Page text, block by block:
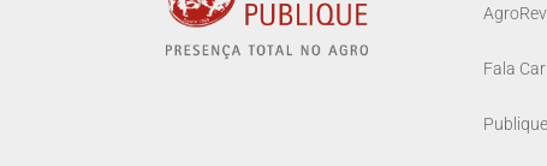
Fala